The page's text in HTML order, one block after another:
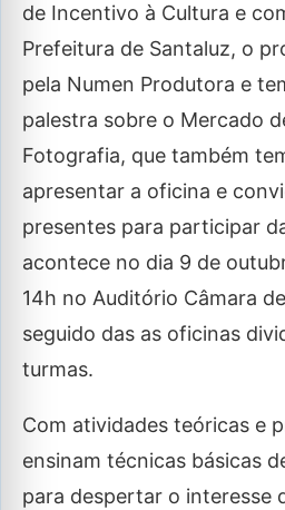
de Incentivo à Cultura e
Prefeitura de Santaluz, o
pela Numen Produtora e
palestra sobre o Mercado
Fotografia, que também
apresentar a oficina e
presentes para participar
acontece no dia 9 de
14h no Auditório Câmara
seguido das as oficinas
turmas.
Com atividades teóricas e
ensinam técnicas básicas
para despertar o interesse